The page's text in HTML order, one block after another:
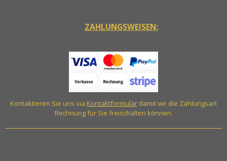
ZAHLUNGSWEISEN:
Kontaktieren Sie uns via Kontaktformular damit wir die Zahlungsart
Rechnung für Sie freischalten können.